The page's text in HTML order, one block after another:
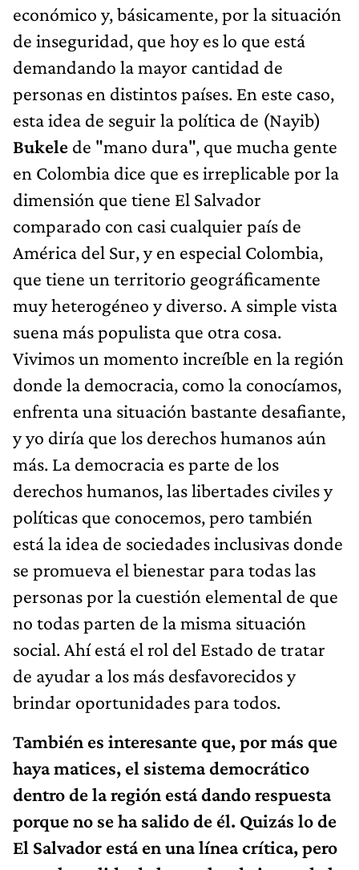
económico y, básicamente, por la situación
de inseguridad, que hoy es lo que está
demandando la mayor cantidad de
personas en distintos países. En este caso,
esta idea de seguir la política de (Nayib)
Bukele de "mano dura", que mucha gente
en Colombia dice que es irreplicable por la
dimensión que tiene El Salvador
comparado con casi cualquier país de
América del Sur, y en especial Colombia,
que tiene un territorio geográficamente
muy heterogéneo y diverso. A simple vista
suena más populista que otra cosa.
Vivimos un momento increíble en la región
donde la democracia, como la conocíamos,
enfrenta una situación bastante desafiante,
y yo diría que los derechos humanos aún
más. La democracia es parte de los
derechos humanos, las libertades civiles y
políticas que conocemos, pero también
está la idea de sociedades inclusivas donde
se promueva el bienestar para todas las
personas por la cuestión elemental de que
no todas parten de la misma situación
social. Ahí está el rol del Estado de tratar
de ayudar a los más desfavorecidos y
brindar oportunidades para todos.
También es interesante que, por más que
haya matices, el sistema democrático
dentro de la región está dando respuesta
porque no se ha salido de él. Quizás lo de
El Salvador está en una línea crítica, pero